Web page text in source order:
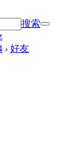
搜索
› 好友